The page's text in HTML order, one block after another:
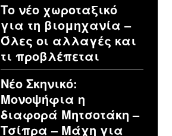
Το νέο χωροταξικό
για τη βιομηχανία –
Όλες οι αλλαγές και
τι προβλέπεται
Νέο Σκηνικό:
Μονοψήφια η
διαφορά Μητσοτάκη –
Τσίπρα – Μάχη για